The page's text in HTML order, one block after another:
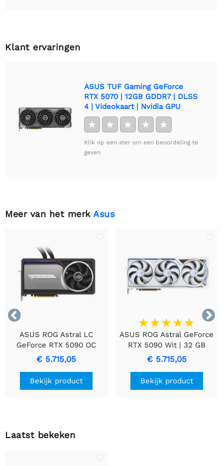
Klant ervaringen
ASUS TUF Gaming GeForce
RTX 5070 | 12GB GDDR7 | DLSS
4 | Videokaart | Nvidia GPU
★ ★ ★ ★ ★
Klik op een ster om een beoordeling te
geven
Meer van het merk Asus


ASUS ROG Astral LC
GeForce RTX 5090 OC
Edition | 32 GB GDDR7
VRAM | 4K-gamen & AI |
Videokaart | GPU | Nvidia
€ 5.715,05
Bekijk product
ASUS ROG Astral GeForce
RTX 5090 Wit | 32 GB
GDDR7 VRAM | 4K Gaming
& AI | Videokaart | GPU |
Nvidia
€ 5.715,05
Bekijk product
Laatst bekeken